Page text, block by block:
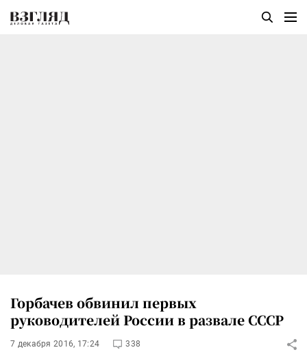
Горбачев обвинил первых
руководителей России в развале СССР
7 декабря 2016, 17:24 338